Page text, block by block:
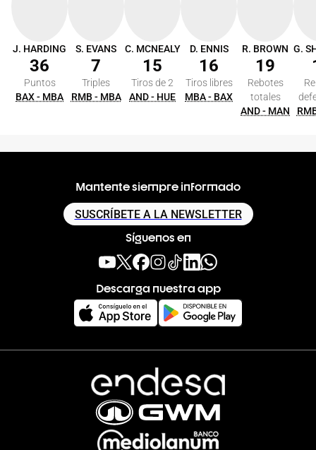
J. HARDING
36
Puntos
BAX - MBA
S. EVANS
7
Triples
RMB - MBA
C. MCNEALY
15
Tiros de 2
AND - HUE
D. ENNIS
16
Tiros libres
MBA - BAX
R. BROWN
19
Rebotes
totales
AND - MAN
Mantente siempre informado
SUSCRÍBETE A LA NEWSLETTER
Síguenos en
Descarga nuestra app